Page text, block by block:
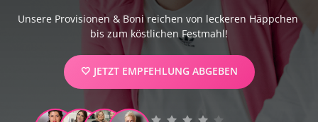
Unsere Provisionen & Boni reichen von leckeren Häppchen
bis zum köstlichen Festmahl!
🤍 JETZT EMPFEHLUNG ABGEBEN